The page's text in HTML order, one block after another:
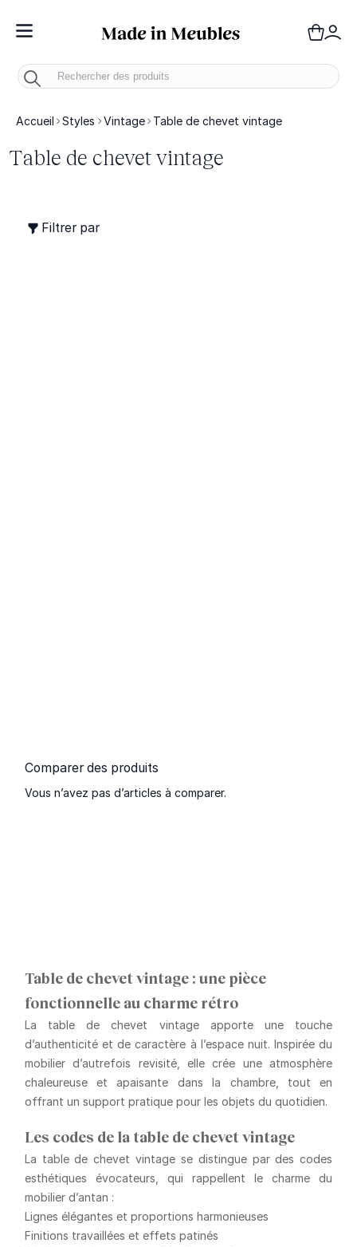
Toggle Nav
Accueil Styles Vintage Table de chevet vintage
Table de chevet vintage
Filtrer par
Comparer des produits
Vous n’avez pas d’articles à comparer.
Table de chevet vintage : une pièce
fonctionnelle au charme rétro
La table de chevet vintage apporte une touche
d’authenticité et de caractère à l’espace nuit. Inspirée du
mobilier d’autrefois revisité, elle crée une atmosphère
chaleureuse et apaisante dans la chambre, tout en
offrant un support pratique pour les objets du quotidien.
Les codes de la table de chevet vintage
La table de chevet vintage se distingue par des codes
esthétiques évocateurs, qui rappellent le charme du
mobilier d’antan :
Lignes élégantes et proportions harmonieuses
Finitions travaillées et effets patinés